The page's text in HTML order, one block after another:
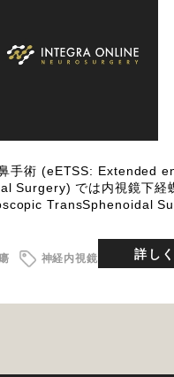
手術 (eETSS: Extended
Surgery) では内視鏡下経
TransSphenoidal
神経内視鏡 詳し